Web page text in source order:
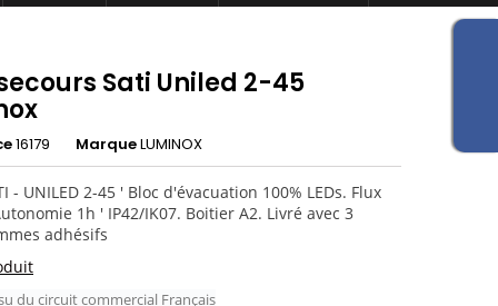
Sati Uniled 2-45
16179 MarqueLUMINOX
- UNILED 2-45 ' Bloc d'évacuation 100% LEDs. Flux
1h ' IP42/IK07. Boitier A2. Livré avec 3
adhésifs
du circuit commercial Français